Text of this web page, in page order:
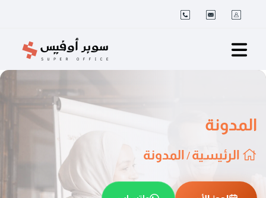
المدونة
الرئيسية / المدونة